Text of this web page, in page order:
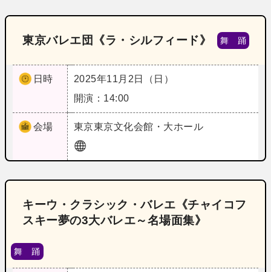
東京バレエ団《ラ・シルフィード》 舞 踊
日時
2025年11月2日（日）
開演：14:00
会場 東京東京文化会館・大ホール
キーウ・クラシック・バレエ《チャイコフ
スキー夢の3大バレエ～名場面集》
舞 踊